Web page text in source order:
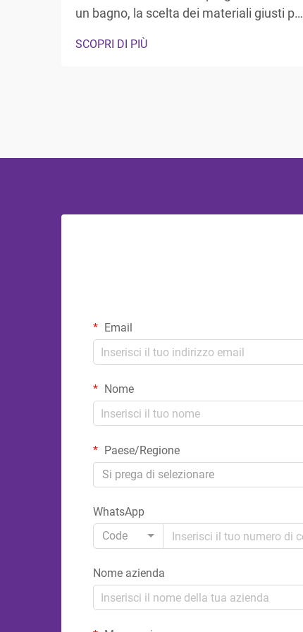
un bagno, la scelta dei materiali giusti per
fondamentale sia per la funzionalità che
SCOPRI DI PIÙ
Email
Nome
Paese/Regione
Si prega di selezionare
WhatsApp
Code
Nome azienda